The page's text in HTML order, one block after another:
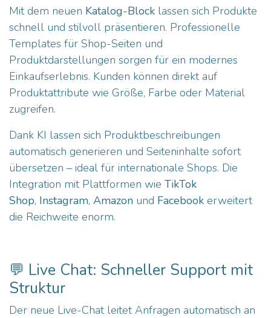
Mit dem neuen Katalog-Block lassen sich Produkte
schnell und stilvoll präsentieren. Professionelle
Templates für Shop-Seiten und
Produktdarstellungen sorgen für ein modernes
Einkaufserlebnis. Kunden können direkt auf
Produktattribute wie Größe, Farbe oder Material
zugreifen.
Dank KI lassen sich Produktbeschreibungen
automatisch generieren und Seiteninhalte sofort
übersetzen – ideal für internationale Shops. Die
Integration mit Plattformen wie TikTok
Shop, Instagram, Amazon und Facebook erweitert
die Reichweite enorm.
💬 Live Chat: Schneller Support mit
Struktur
Der neue Live-Chat leitet Anfragen automatisch an